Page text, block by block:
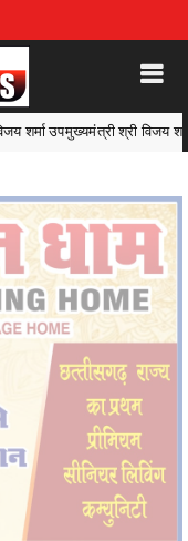
लक्ष्य बनाकर पूरी लगन से